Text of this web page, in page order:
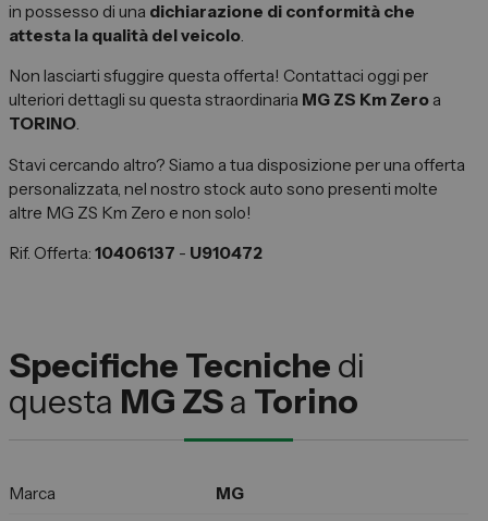
Email
spazio@spaziogroup.com
in possesso di una dichiarazione di conformità che
attesta la qualità del veicolo.
Non lasciarti sfuggire questa offerta! Contattaci oggi per
ulteriori dettagli su questa straordinaria MG ZS Km Zeroa
TORINO.
Stavi cercando altro? Siamo a tua disposizione per una offerta
personalizzata, nel nostro stock auto sono presenti molte
altre MG ZS Km Zero e non solo!
Rif. Offerta: 10406137 - U910472
Specifiche Tecniche di
questa MG ZSa Torino
Marca MG